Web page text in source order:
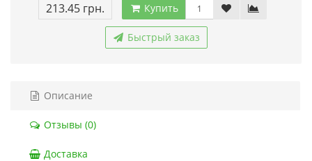
213.45 грн. Купить
Быстрый заказ
Описание
Отзывы (0)
Доставка